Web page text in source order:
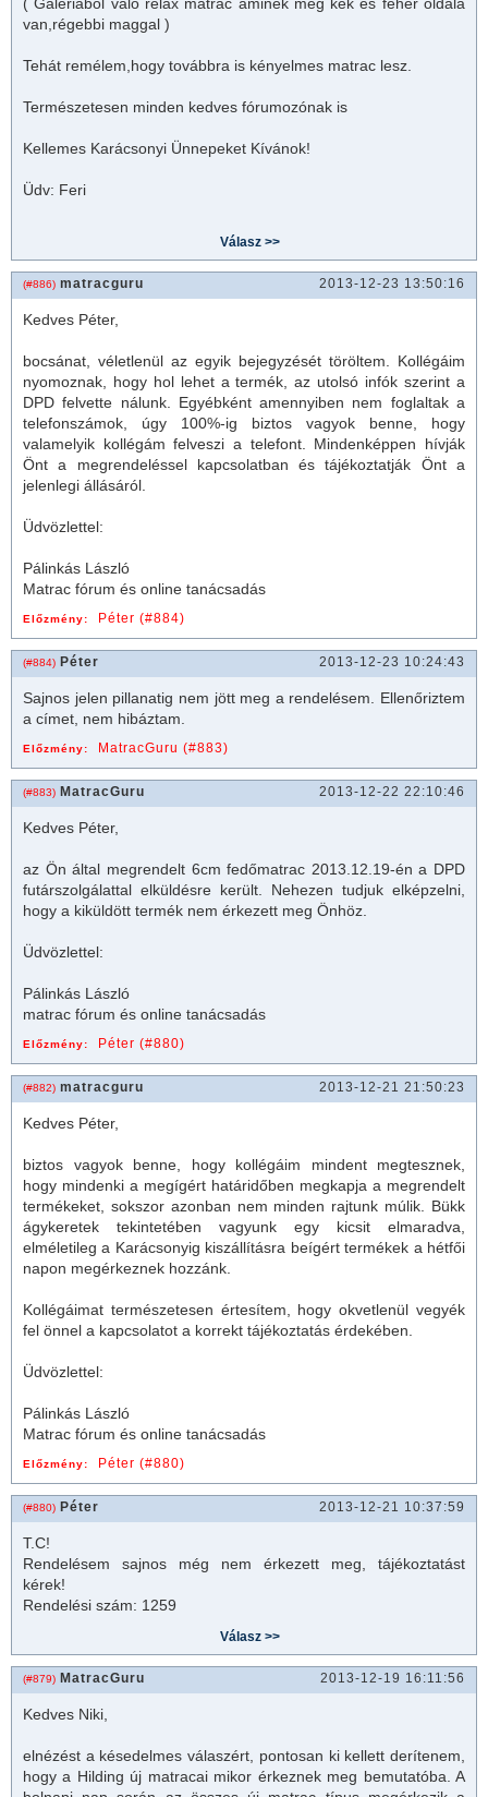
van,régebbi maggal )
Tehát remélem,hogy továbbra is kényelmes matrac lesz.
Természetesen minden kedves fórumozónak is
Kellemes Karácsonyi Ünnepeket Kívánok!
Üdv: Feri
(#886) matracguru 2013-12-23 13:50:16
Kedves Péter,
bocsánat, véletlenül az egyik bejegyzését töröltem. Kollégáim
nyomoznak, hogy hol lehet a termék, az utolsó infók szerint a
DPD felvette nálunk. Egyébként amennyiben nem foglaltak a
telefonszámok, úgy 100%-ig biztos vagyok benne, hogy
valamelyik kollégám felveszi a telefont. Mindenképpen hívják
Önt a megrendeléssel kapcsolatban és tájékoztatják Önt a
jelenlegi állásáról.
Üdvözlettel:
Pálinkás László
Matrac fórum és online tanácsadás
Előzmény: Péter (#884)
(#884) Péter 2013-12-23 10:24:43
Sajnos jelen pillanatig nem jött meg a rendelésem. Ellenőriztem
a címet, nem hibáztam.
Előzmény: MatracGuru (#883)
(#883) MatracGuru 2013-12-22 22:10:46
Kedves Péter,
az Ön által megrendelt 6cm fedőmatrac 2013.12.19-én a DPD
futárszolgálattal elküldésre került. Nehezen tudjuk elképzelni,
hogy a kiküldött termék nem érkezett meg Önhöz.
Üdvözlettel:
Pálinkás László
matrac fórum és online tanácsadás
Előzmény: Péter (#880)
(#882) matracguru 2013-12-21 21:50:23
Kedves Péter,
biztos vagyok benne, hogy kollégáim mindent megtesznek,
hogy mindenki a megígért határidőben megkapja a megrendelt
termékeket, sokszor azonban nem minden rajtunk múlik. Bükk
ágykeretek tekintetében vagyunk egy kicsit elmaradva,
elméletileg a Karácsonyig kiszállításra beígért termékek a hétfői
napon megérkeznek hozzánk.
Kollégáimat természetesen értesítem, hogy okvetlenül vegyék
fel önnel a kapcsolatot a korrekt tájékoztatás érdekében.
Üdvözlettel:
Pálinkás László
Matrac fórum és online tanácsadás
Előzmény: Péter (#880)
(#880) Péter 2013-12-21 10:37:59
T.C!
Rendelésem sajnos még nem érkezett meg, tájékoztatást
kérek!
Rendelési szám: 1259
(#879) MatracGuru 2013-12-19 16:11:56
Kedves Niki,
elnézést a késedelmes válaszért, pontosan ki kellett derítenem,
hogy a Hilding új matracai mikor érkeznek meg bemutatóba. A